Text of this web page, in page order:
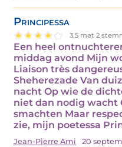
Principessa
3.5 met 2
Een heel
middag avond Mijn
Liaison très
Sheherezade Van
nacht Op wie de
niet dan nodig wacht
smachten Maar
zie, mijn poetessa
Jean-Pierre Ami 20